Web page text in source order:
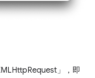
」
，即